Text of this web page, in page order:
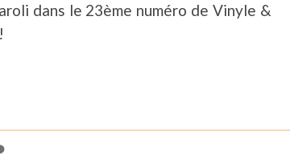
dans le 23ème numéro de Vinyle &